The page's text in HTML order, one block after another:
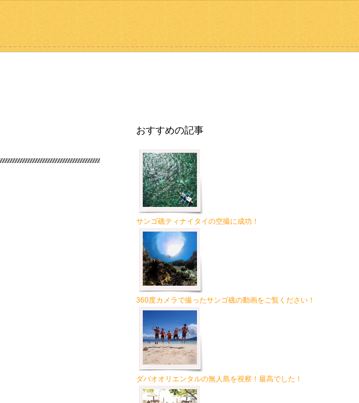
おすすめの記事
サンゴ礁ティナイタイの空撮に成功！
360度カメラで撮ったサンゴ礁の動画をご覧ください！
ダバオオリエンタルの無人島を視察！最高でした！